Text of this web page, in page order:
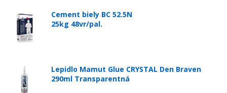
Cement biely BC 52.5N
25kg 48vr/pal.
Lepidlo Mamut Glue CRYSTAL Den Braven
290ml Transparentná